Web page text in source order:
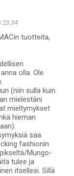
23.34
tuotteita,
olla. Ole
(niin sulla kuin
mielestäni
mieltymykset
hieman
saa
fashionin
Mungo-
tulee ja
itsellesi. Sillä